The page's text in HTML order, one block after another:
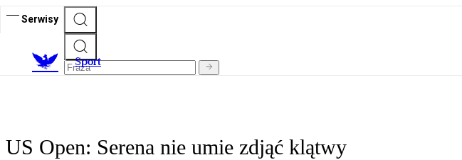
Serwisy
Sport
US Open: Serena nie umie zdjąć klątwy